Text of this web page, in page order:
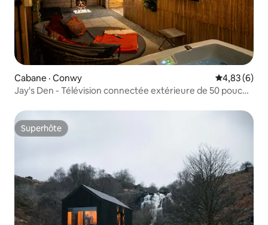
Cabane · Conwy Note
4,83 (6)
Jay's Den - Télévision connectée extérieure de 50 pouces
Superhôte
Superhôte